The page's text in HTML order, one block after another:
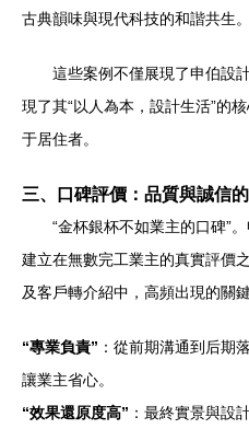
古典韻味與現代科技的和諧共生。
這些案例不僅展現了申伯設
現了其“以人為本，設計生活”的
于居住者。
三、口碑評價：品質與誠信
“金杯銀杯不如業主的口碑”
建立在無數完工業主的真實評價
及客戶轉介紹中，高頻出現的關
“專業負責” ：從前期溝通到后期
讓業主省心。
“效果還原度高” ：最終實景與設